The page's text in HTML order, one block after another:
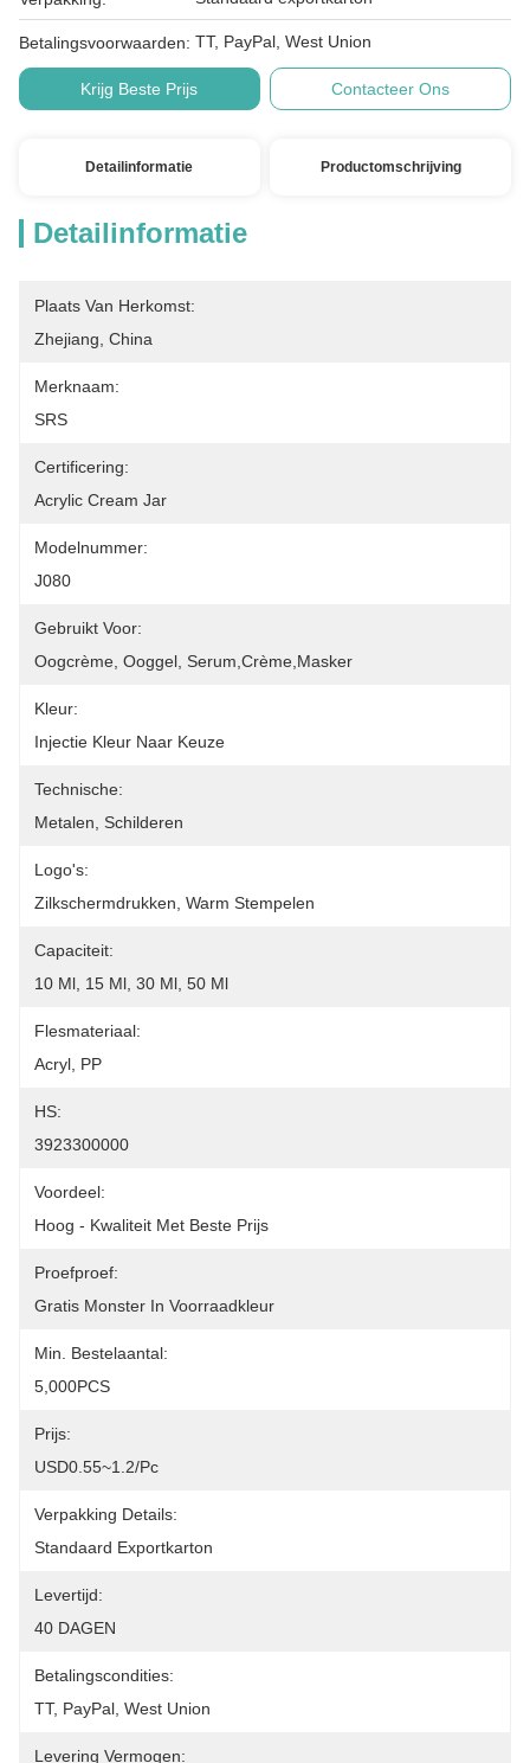
Betalingsvoorwaarden: TT, PayPal, West Union
Krijg Beste Prijs Contacteer Ons
Detailinformatie Productomschrijving
Detailinformatie
Plaats Van Herkomst:
Zhejiang, China
Merknaam:
SRS
Certificering:
Acrylic Cream Jar
Modelnummer:
J080
Gebruikt Voor:
Oogcrème, Ooggel, Serum,crème,masker
Kleur:
Injectie Kleur Naar Keuze
Technische:
Metalen, Schilderen
Logo's:
Zilkschermdrukken, Warm Stempelen
Capaciteit:
10 Ml, 15 Ml, 30 Ml, 50 Ml
Flesmateriaal:
Acryl, PP
HS:
3923300000
Voordeel:
Hoog - Kwaliteit Met Beste Prijs
Proefproef:
Gratis Monster In Voorraadkleur
Min. Bestelaantal:
5,000PCS
Prijs:
USD0.55~1.2/pc
Verpakking Details:
Standaard Exportkarton
Levertijd:
40 DAGEN
Betalingscondities:
TT, PayPal, West Union
Levering Vermogen: